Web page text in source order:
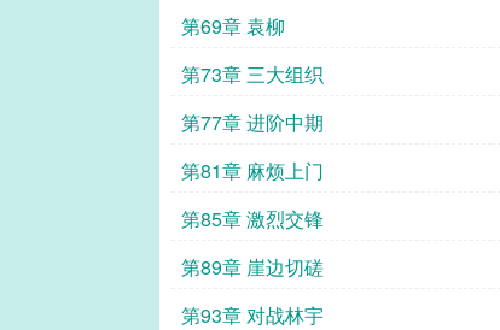
第69章 袁柳
第73章 三大组织
第77章 进阶中期
第81章 麻烦上门
第85章 激烈交锋
第89章 崖边切磋
第93章 对战林宇